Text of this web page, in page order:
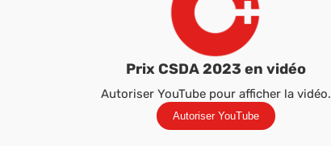
Prix CSDA 2023 en vidéo
Autoriser YouTube pour afficher la vidéo.
Autoriser YouTube